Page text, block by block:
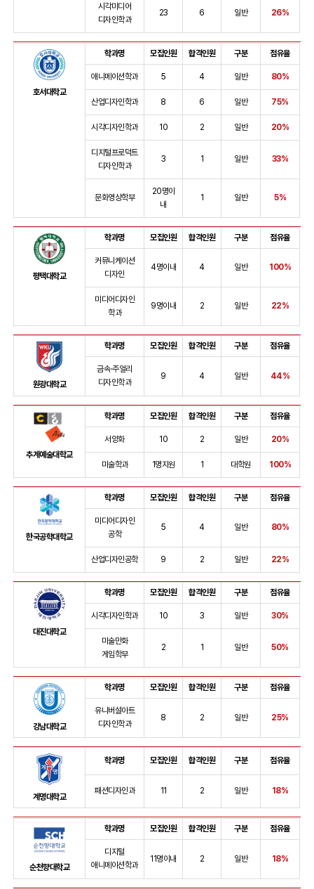
시각미디어
디자인학과
23 6 일반 26%
호서대학교
학과명 모집인원 합격인원 구분 점유율
애니메이션학과 5 4 일반 80%
산업디자인학과 8 6 일반 75%
시각디자인학과 10 2 일반 20%
디지털프로덕트
디자인학과
3 1 일반 33%
문화영상학부
20명이
내
1 일반 5%
평택대학교
학과명 모집인원 합격인원 구분 점유율
커뮤니케이션
디자인
4명이내 4 일반 100%
미디어디자인
학과
9명이내 2 일반 22%
원광대학교
학과명 모집인원 합격인원 구분 점유율
금속·주얼리
디자인학과
9 4 일반 44%
추계예술대학교
학과명 모집인원 합격인원 구분 점유율
서양화 10 2 일반 20%
미술학과 1명지원 1 대학원 100%
한국공학대학교
학과명 모집인원 합격인원 구분 점유율
미디어디자인
공학
5 4 일반 80%
산업디자인공학 9 2 일반 22%
대진대학교
학과명 모집인원 합격인원 구분 점유율
시각디자인학과 10 3 일반 30%
미술만화
게임학부
2 1 일반 50%
강남대학교
학과명 모집인원 합격인원 구분 점유율
유니버설아트
디자인학과
8 2 일반 25%
계명대학교
학과명 모집인원 합격인원 구분 점유율
패션디자인과 11 2 일반 18%
순천향대학교
학과명 모집인원 합격인원 구분 점유율
디지털
애니메이션학과
11명이내 2 일반 18%